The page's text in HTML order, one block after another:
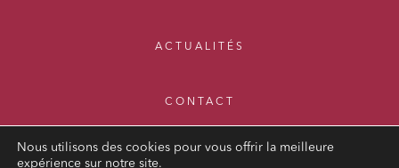
ACTUALITÉS
CONTACT
Nous utilisons des cookies pour vous offrir la meilleure
expérience sur notre site.